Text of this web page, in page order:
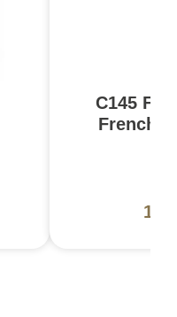
C145
French